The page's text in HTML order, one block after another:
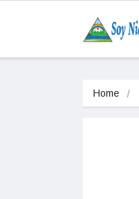
Home